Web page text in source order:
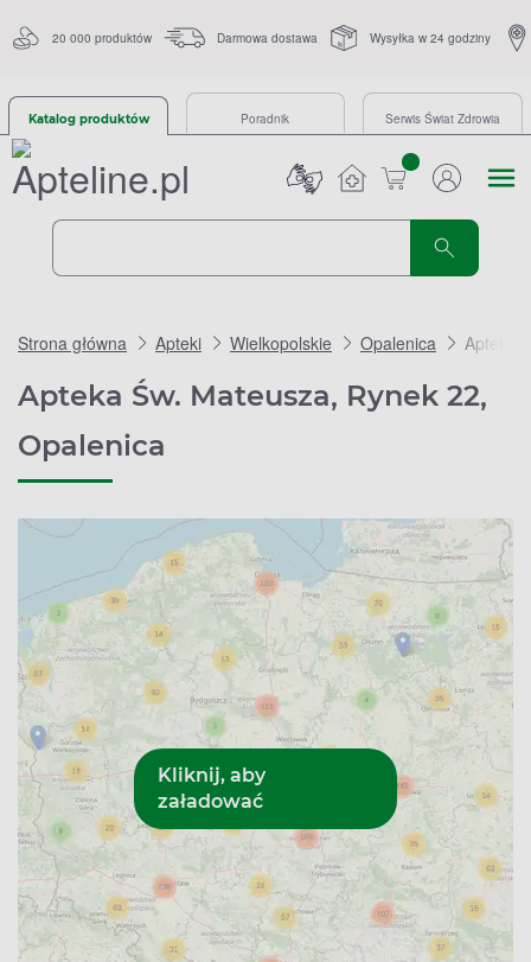
20 000 produktów Darmowa dostawa Wysyłka w 24 godziny
Katalog produktów Poradnik Serwis Świat Zdrowia
sztuk
Strona główna Apteki Wielkopolskie Opalenica Apteka
Apteka Św. Mateusza, Rynek 22,
Opalenica